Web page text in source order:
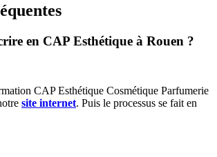
en CAP Esthétique à Rouen ?
CAP Esthétique Cosmétique Parfumerie
site internet. Puis le processus se fait en